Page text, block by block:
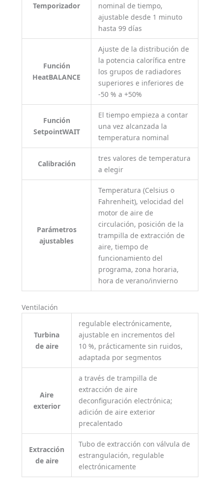
Temporizador
nominal de tiempo,
ajustable desde 1 minuto
hasta 99 días
Función
HeatBALANCE
Ajuste de la distribución de
la potencia calorífica entre
los grupos de radiadores
superiores e inferiores de
-50 % a +50%
Función
SetpointWAIT
El tiempo empieza a contar
una vez alcanzada la
temperatura nominal
Calibración
tres valores de temperatura
a elegir
Parámetros
ajustables
Temperatura (Celsius o
Fahrenheit), velocidad del
motor de aire de
circulación, posición de la
trampilla de extracción de
aire, tiempo de
funcionamiento del
programa, zona horaria,
hora de verano/invierno
Ventilación
Turbina
de aire
regulable electrónicamente,
ajustable en incrementos del
10 %, prácticamente sin ruidos,
adaptada por segmentos
Aire
exterior
a través de trampilla de
extracción de aire
deconfiguración electrónica;
adición de aire exterior
precalentado
Extracción
de aire
Tubo de extracción con válvula de
estrangulación, regulable
electrónicamente